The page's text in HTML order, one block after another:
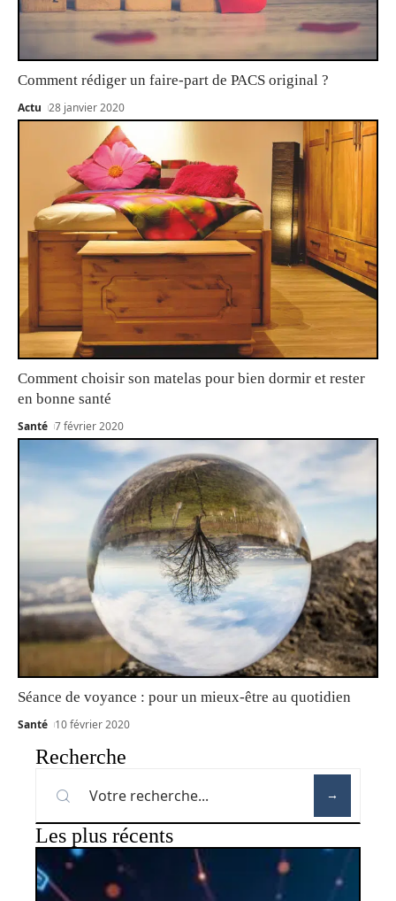
Comment rédiger un faire-part de PACS original ?
Actu 28 janvier 2020
Comment choisir son matelas pour bien dormir et rester
en bonne santé
Santé 7 février 2020
Séance de voyance : pour un mieux-être au quotidien
Santé 10 février 2020
Recherche
Les plus récents